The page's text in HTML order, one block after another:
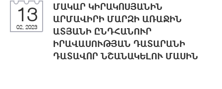
13
02, 2023
ՄԱԿԱՐ ԿԻՐԱԿՈՍՅԱՆԻՆ
ԱՐՄԱՎԻՐԻ ՄԱՐԶԻ ԱՌԱՋԻՆ
ԱՏՅԱՆԻ ԸՆԴՀԱՆՈՒՐ
ԻՐԱՎԱՍՈՒԹՅԱՆ ԴԱՏԱՐԱՆԻ
ԴԱՏԱՎՈՐ ՆՇԱՆԱԿԵԼՈՒ ՄԱՍԻՆ